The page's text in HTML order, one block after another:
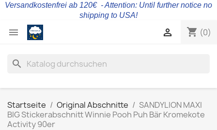
Versandkostenfrei ab 120€ - Attention: Until further notice no
shipping to USA!
 shopping_cart (0)

search
Startseite Original Abschnitte
SANDYLION MAXI
BIG Stickerabschnitt Winnie Pooh Puh Bär Kromekote
Activity 90er